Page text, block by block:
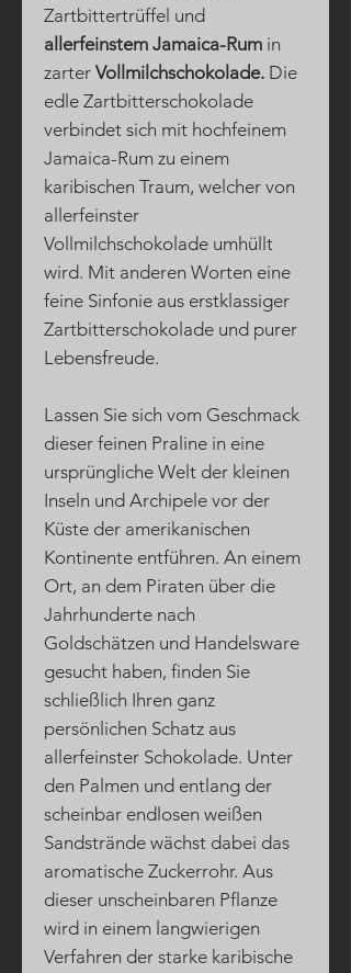
Zartbittertrüffel und
allerfeinstem Jamaica-Rum in
zarter Vollmilchschokolade. Die
edle Zartbitterschokolade
verbindet sich mit hochfeinem
Jamaica-Rum zu einem
karibischen Traum, welcher von
allerfeinster
Vollmilchschokolade umhüllt
wird. Mit anderen Worten eine
feine Sinfonie aus erstklassiger
Zartbitterschokolade und purer
Lebensfreude.
Lassen Sie sich vom Geschmack
dieser feinen Praline in eine
ursprüngliche Welt der kleinen
Inseln und Archipele vor der
Küste der amerikanischen
Kontinente entführen. An einem
Ort, an dem Piraten über die
Jahrhunderte nach
Goldschätzen und Handelsware
gesucht haben, finden Sie
schließlich Ihren ganz
persönlichen Schatz aus
allerfeinster Schokolade. Unter
den Palmen und entlang der
scheinbar endlosen weißen
Sandstrände wächst dabei das
aromatische Zuckerrohr. Aus
dieser unscheinbaren Pflanze
wird in einem langwierigen
Verfahren der starke karibische